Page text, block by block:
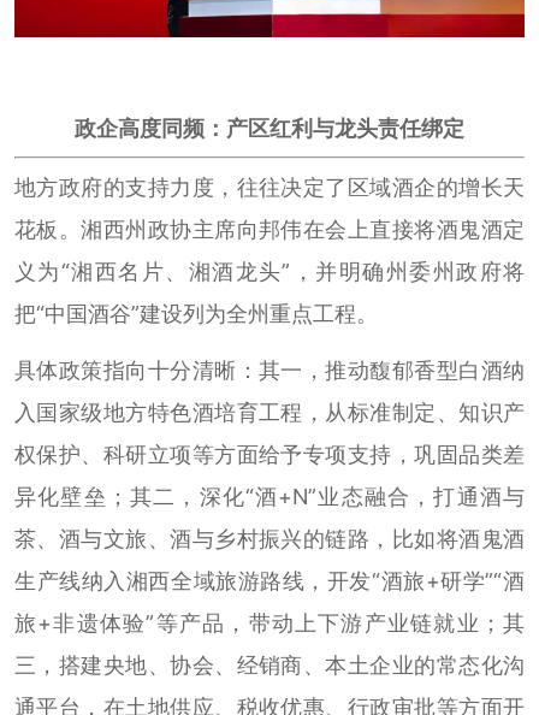
政企高度同频：产区红利与龙头责任绑定
地方政府的支持力度，往往决定了区域酒企的增长天
花板。湘西州政协主席向邦伟在会上直接将酒鬼酒定
义为“湘西名片、湘酒龙头”，并明确州委州政府将
把“中国酒谷”建设列为全州重点工程。
具体政策指向十分清晰：其一，推动馥郁香型白酒纳
入国家级地方特色酒培育工程，从标准制定、知识产
权保护、科研立项等方面给予专项支持，巩固品类差
异化壁垒；其二，深化“酒+N”业态融合，打通酒与
茶、酒与文旅、酒与乡村振兴的链路，比如将酒鬼酒
生产线纳入湘西全域旅游路线，开发“酒旅+研学”“酒
旅+非遗体验”等产品，带动上下游产业链就业；其
三，搭建央地、协会、经销商、本土企业的常态化沟
通平台，在土地供应、税收优惠、行政审批等方面开